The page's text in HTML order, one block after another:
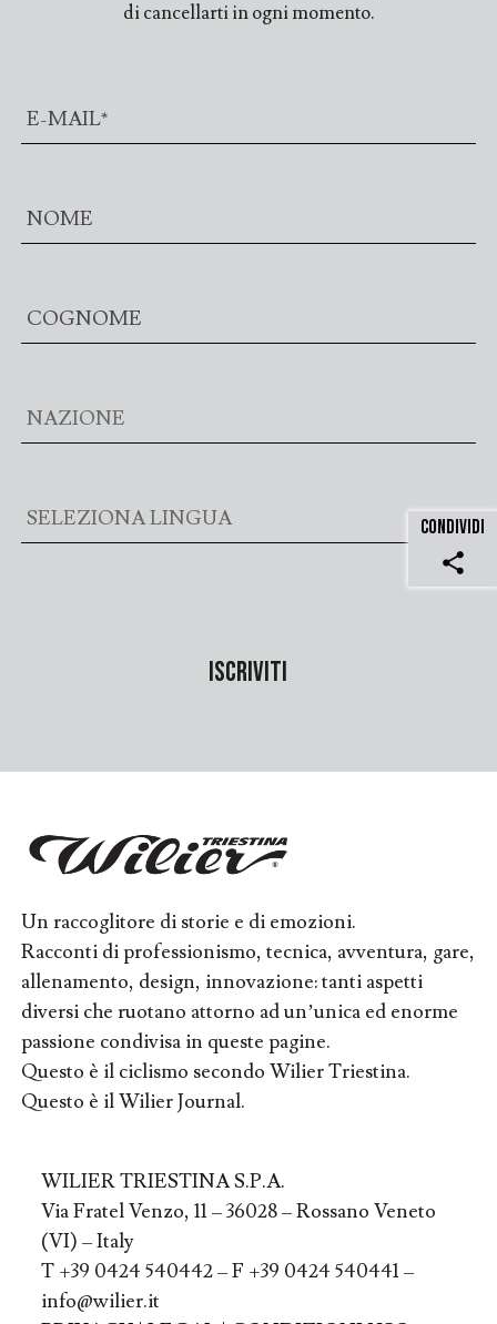
di cancellarti in ogni momento.
CONDIVIDI
share
Un raccoglitore di storie e di emozioni.
Racconti di professionismo, tecnica, avventura, gare,
allenamento, design, innovazione: tanti aspetti
diversi che ruotano attorno ad un’unica ed enorme
passione condivisa in queste pagine.
Questo è il ciclismo secondo Wilier Triestina.
Questo è il Wilier Journal.
WILIER TRIESTINA S.P.A.
Via Fratel Venzo, 11 – 36028 – Rossano Veneto
(VI) – Italy
T +39 0424 540442 – F +39 0424 540441 –
info@wilier.it